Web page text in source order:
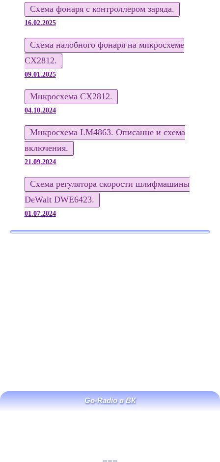
Схема фонаря с контроллером заряда.
16.02.2025
Схема налобного фонаря на микросхеме
CX2812.
09.01.2025
Микросхема CX2812.
04.10.2024
Микросхема LM4863. Описание и схема
включения.
21.09.2024
Схема регулятора скорости шлифмашины
DeWalt DWE6423.
01.07.2024
Go-Radio в ВК